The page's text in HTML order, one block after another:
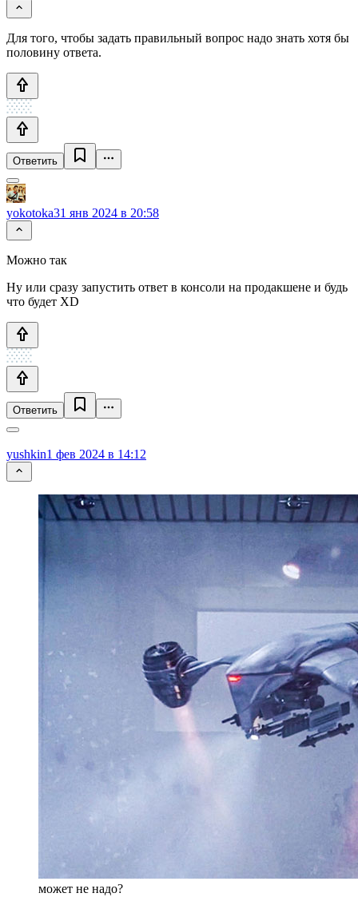
Для того, чтобы задать правильный вопрос надо знать хотя бы
половину ответа.
Ответить
yokotoka31 янв 2024 в 20:58
Можно так
Ну или сразу запустить ответ в консоли на продакшене и будь
что будет XD
Ответить
yushkin1 фев 2024 в 14:12
может не надо?